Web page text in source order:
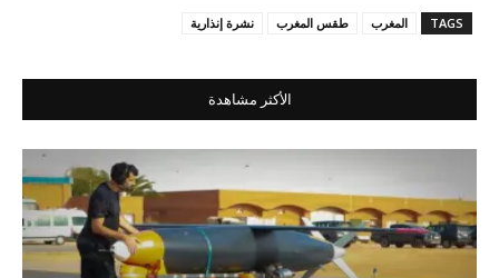
TAGS المغرب طقس المغرب نشرة إنذارية
الأكثر مشاهدة